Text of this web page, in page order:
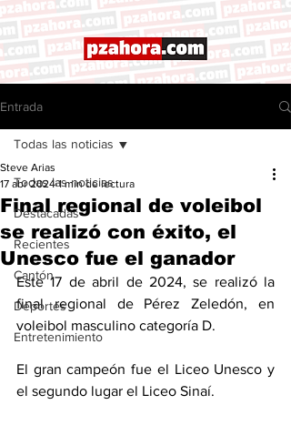
Entrada
Todas las noticias
Destacadas
Recientes
Cantón
Deportes
Entretenimiento
Todas las noticias
Final regional de voleibol
se realizó con éxito, el
Unesco fue el ganador
Steve Arias
17 abr 2024 1 min de lectura
Este 17 de abril de 2024, se realizó la
final regional de Pérez Zeledón, en
voleibol masculino categoría D.
El gran campeón fue el Liceo Unesco y
el segundo lugar el Liceo Sinaí.